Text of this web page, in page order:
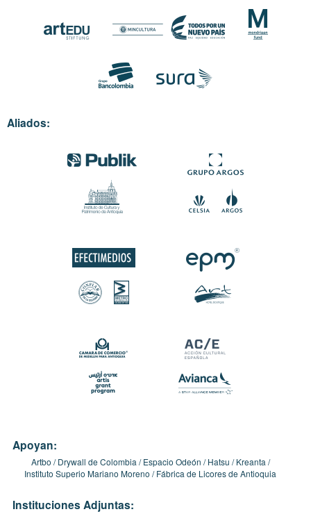
Aliados:
Apoyan:
Artbo Drywall de Colombia Espacio Odeón Hatsu
Kreanta
Instituto Superio Mariano Moreno
Fábrica de Licores de Antioquia
Instituciones Adjuntas: